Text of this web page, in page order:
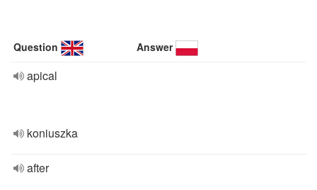
Question Answer
apical
koniuszka
after